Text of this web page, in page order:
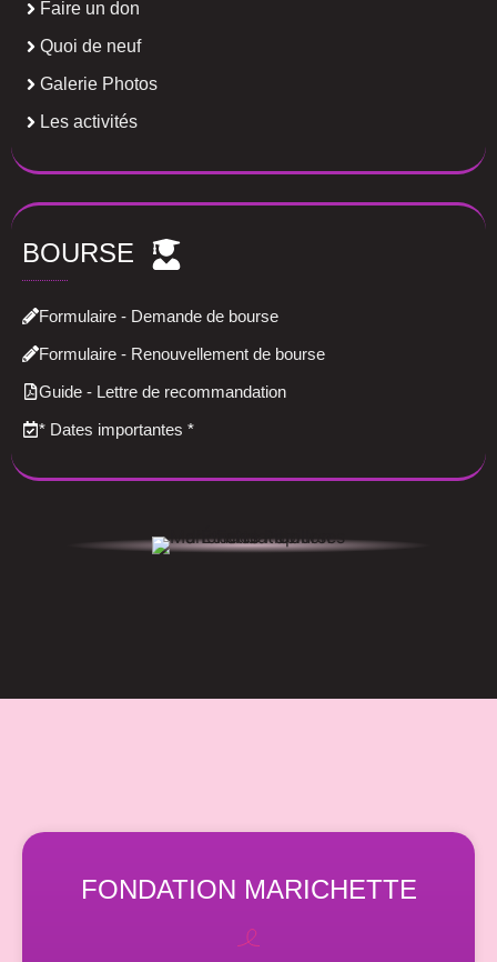
Faire un don
Quoi de neuf
Galerie Photos
Les activités
BOURSE
Formulaire - Demande de bourse
Formulaire - Renouvellement de bourse
Guide - Lettre de recommandation
* Dates importantes *
FONDATION MARICHETTE